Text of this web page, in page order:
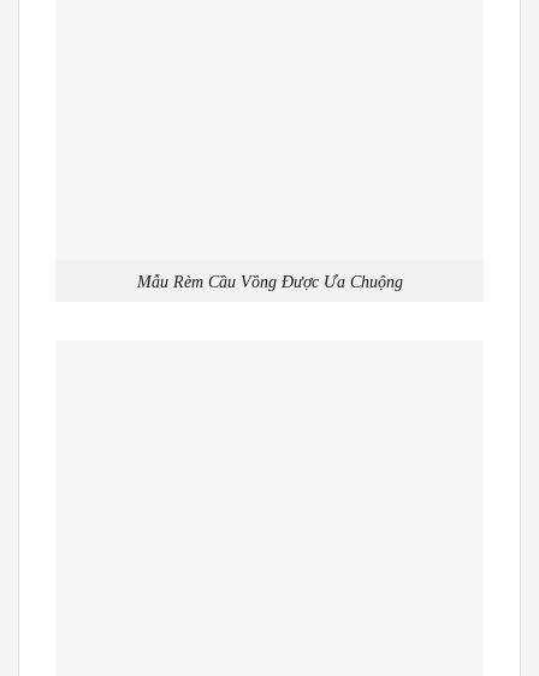
Mẫu Rèm Cầu Vồng Được Ưa Chuộng